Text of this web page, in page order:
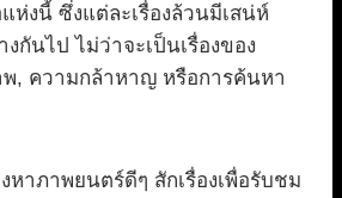
ห่งนี้ ซึ่งแต่ละเรื่องล้วนมีเสน่ห์
กันไป ไม่ว่าจะเป็นเรื่องของ
, ความกล้าหาญ หรือการค้นหา
หาภาพยนตร์ดีๆ สักเรื่องเพื่อรับชม